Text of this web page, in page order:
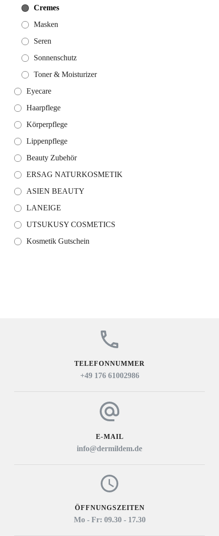
Cremes
Masken
Seren
Sonnenschutz
Toner & Moisturizer
Eyecare
Haarpflege
Körperpflege
Lippenpflege
Beauty Zubehör
ERSAG NATURKOSMETIK
ASIEN BEAUTY
LANEIGE
UTSUKUSY COSMETICS
Kosmetik Gutschein
TELEFONNUMMER
+49 176 61002986
E-MAIL
info@dermildem.de
ÖFFNUNGSZEITEN
Mo - Fr: 09.30 - 17.30